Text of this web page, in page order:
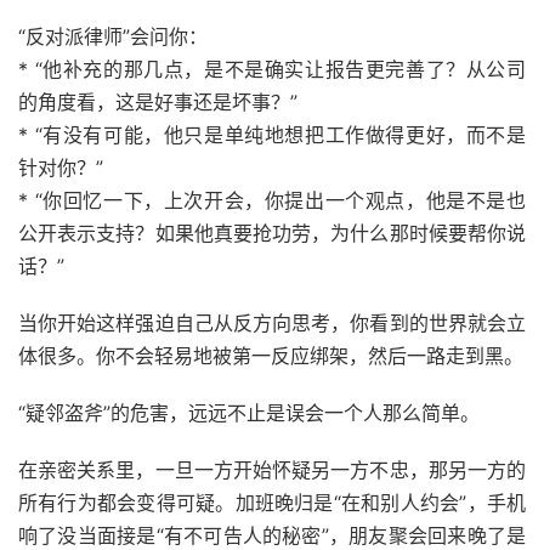
“反对派律师”会问你：
* “他补充的那几点，是不是确实让报告更完善了？从公司
的角度看，这是好事还是坏事？”
* “有没有可能，他只是单纯地想把工作做得更好，而不是
针对你？”
* “你回忆一下，上次开会，你提出一个观点，他是不是也
公开表示支持？如果他真要抢功劳，为什么那时候要帮你说
话？”
当你开始这样强迫自己从反方向思考，你看到的世界就会立
体很多。你不会轻易地被第一反应绑架，然后一路走到黑。
“疑邻盗斧”的危害，远远不止是误会一个人那么简单。
在亲密关系里，一旦一方开始怀疑另一方不忠，那另一方的
所有行为都会变得可疑。加班晚归是“在和别人约会”，手机
响了没当面接是“有不可告人的秘密”，朋友聚会回来晚了是